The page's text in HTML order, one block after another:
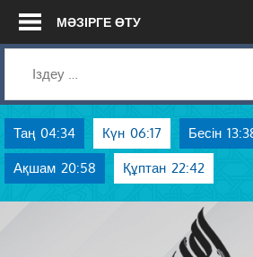
Skip
МӘЗІРГЕ ӨТУ
Таң 04:34 Күн 06:17 Бесін
Ақшам 20:58 Құптан 22:42